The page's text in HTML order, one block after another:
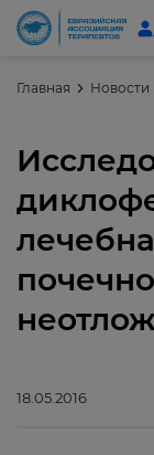
Главная Новости
18.05.2016